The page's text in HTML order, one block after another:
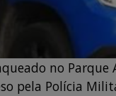
no Parque
pela Polícia